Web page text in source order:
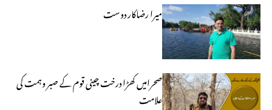
میرا رضاکار دوست
صحرامیں کھڑا درخت چینی قوم کے صبر وہمت کی
علامت